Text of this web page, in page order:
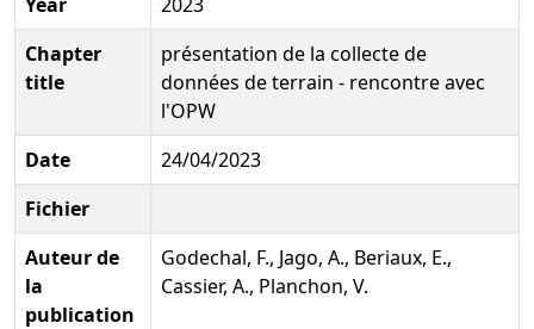
Chapter
title
présentation de la collecte de
données de terrain - rencontre avec
l'OPW
Date
24/04/2023
Fichier
Auteur de
la
publication
Godechal, F., Jago, A., Beriaux, E.,
Cassier, A., Planchon, V.